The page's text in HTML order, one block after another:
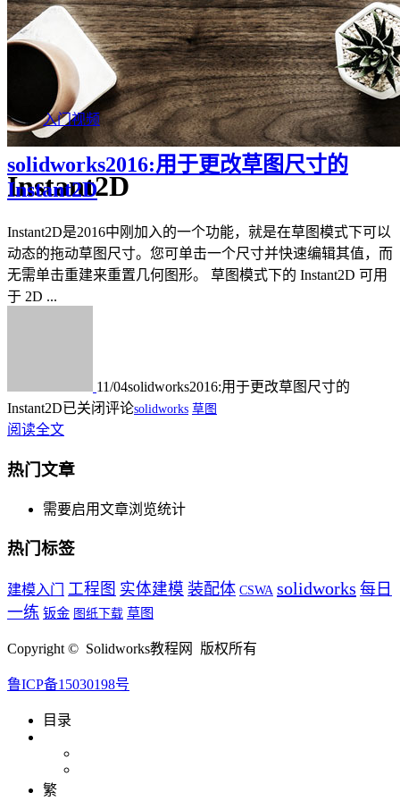
Instant2D
入门视频
solidworks2016:用于更改草图尺寸的
Instant2D
Instant2D是2016中刚加入的一个功能，就是在草图模式下可以
动态的拖动草图尺寸。您可单击一个尺寸并快速编辑其值，而
无需单击重建来重置几何图形。 草图模式下的 Instant2D 可用
于 2D ...
11/04solidworks2016:用于更改草图尺寸的
Instant2D已关闭评论solidworks 草图
阅读全文
热门文章
需要启用文章浏览统计
热门标签
建模入门 工程图 实体建模 装配体 CSWA solidworks 每日
一练 钣金 图纸下载 草图
Copyright © Solidworks教程网 版权所有
鲁ICP备15030198号
目录
繁